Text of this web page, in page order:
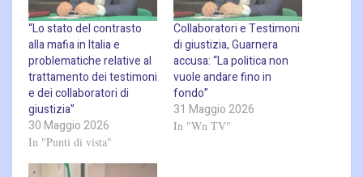
“Lo stato del contrasto
alla mafia in Italia e
problematiche relative al
trattamento dei testimoni
e dei collaboratori di
giustizia”
30 Maggio 2026
In "Punti di vista"
Collaboratori e Testimoni
di giustizia, Guarnera
accusa: “La politica non
vuole andare fino in
fondo”
31 Maggio 2026
In "Wn TV"